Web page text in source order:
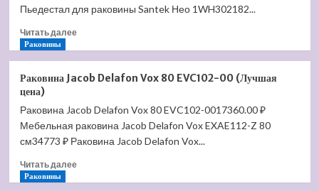
(Лучшая
Пьедестал для раковины Santek Нео 1WH302182...
Читать далееПрочитать
Пьедестал
для
Santek
Нео
1.WH30.2.182
цена)
Раковины
Раковина Jacob Delafon Vox 80 EVC102-00 (Лучшая
цена)
Раковина Jacob Delafon Vox 80 EVC102-0017360.00 ₽
Мебельная раковина Jacob Delafon Vox EXAE112-Z 80
см34773 ₽ Раковина Jacob Delafon Vox...
Читать далееПрочитать
Раковины